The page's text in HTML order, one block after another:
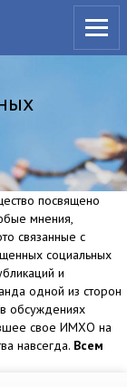
посвящено
мнения,
связанные с
социальных
и
одной из сторон
обсуждениях
свое ИМХО на
навсегда. Всем